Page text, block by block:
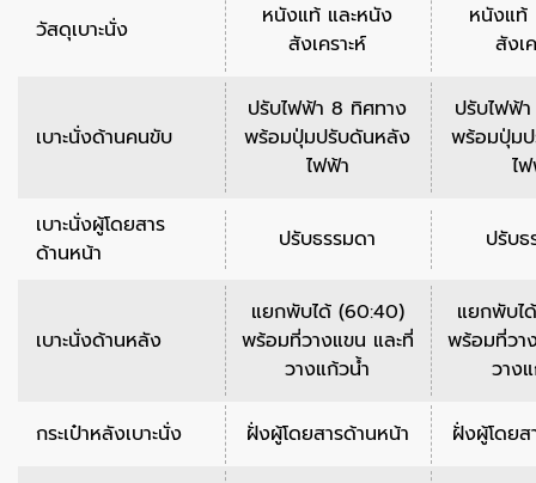
วัสดุเบาะนั่ง
หนังแท้ และหนัง
สังเคราะห์
หนังแท้
สังเ
เบาะนั่งด้านคนขับ
ปรับไฟฟ้า 8 ทิศทาง
พร้อมปุ่มปรับดันหลัง
ไฟฟ้า
ปรับไฟฟ้
พร้อมปุ่ม
ไ
เบาะนั่งผู้โดยสาร
ด้านหน้า
ปรับธรรมดา ปรับธ
เบาะนั่งด้านหลัง
แยกพับได้ (60:40)
พร้อมที่วางแขน และที่
วางแก้วน้ำ
แยกพับไ
พร้อมที่วา
วาง
กระเป๋าหลังเบาะนั่ง ฝั่งผู้โดยสารด้านหน้า ฝั่งผู้โดยส